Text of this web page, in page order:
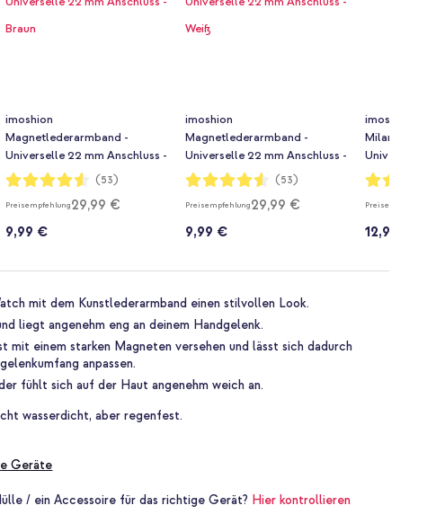
imoshion
Magnetlederarmband -
Universelle 22 mm Anschluss -
Braun
Bewertung:
91%
(53)
Preisempfehlung29,99 €
9,99 €
imoshion
Magnetlederarmband -
Universelle 22 mm Anschluss -
Weiß
Bewertung:
91%
(53)
Preisempfehlung29,99 €
9,99 €
imoshion
Milanaise
Universelle
Größe M -
Bewertung:
91%
Preisempfehlung
12,99 €
mit dem Kunstlederarmband einen stilvollen Look.
liegt angenehm eng an deinem Handgelenk.
mit einem starken Magneten versehen und lässt sich dadurch
anpassen.
fühlt sich auf der Haut angenehm weich an.
wasserdicht, aber regenfest.
Geräte
/ ein Accessoire für das richtige Gerät? Hier kontrollieren